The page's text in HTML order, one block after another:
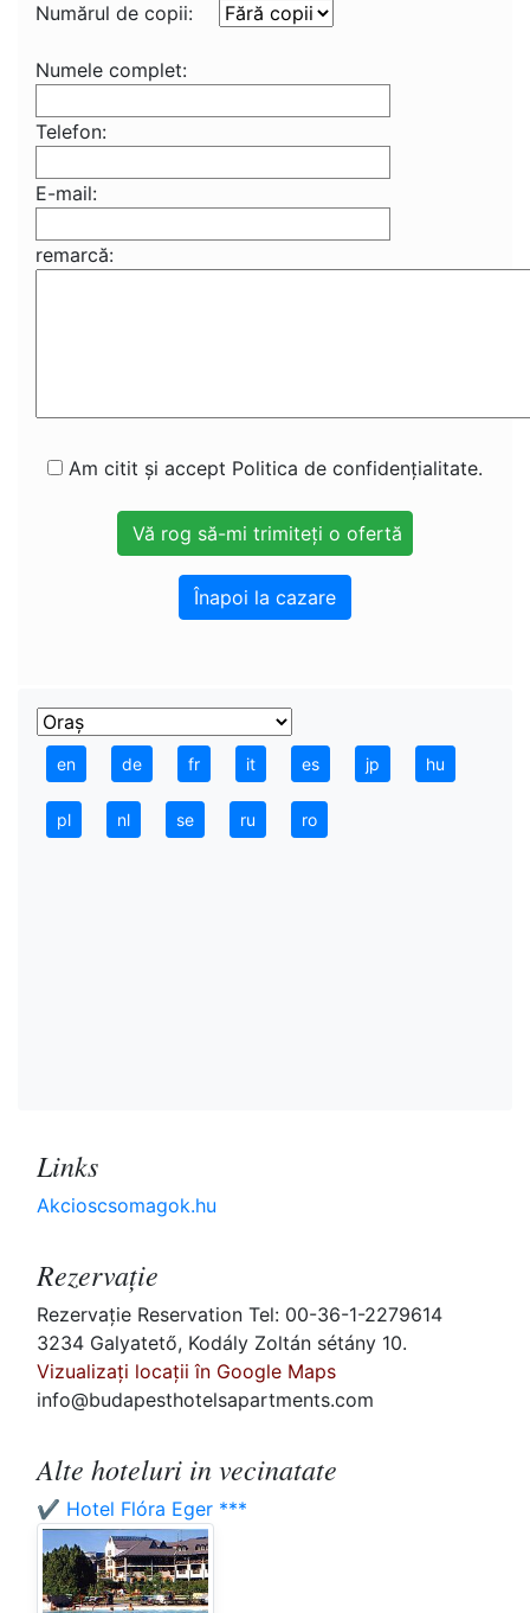
Numărul de copii:
Numele complet:
Telefon:
E-mail:
remarcă:
Am citit și accept Politica de confidențialitate.
Înapoi la cazare
en de fr it es jp hu
pl nl se ru ro
Links
Akcioscsomagok.hu
Rezervaţie
Rezervaţie Reservation Tel: 00-36-1-2279614
3234 Galyatető, Kodály Zoltán sétány 10.
Vizualizați locații în Google Maps
info@budapesthotelsapartments.com
Alte hoteluri in vecinatate
✔️ Hotel Flóra Eger ***